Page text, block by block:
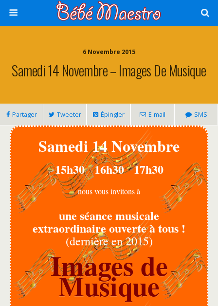
6 Novembre 2015
Samedi 14 Novembre – Images De Musique
Partager Tweeter Épingler E-mail SMS
Samedi 14 Novembre
15h30 16h30 17h30
nous vous invitons à
une séance musicale
extraordinaire ouverte à tous !
(dernière en 2015)
Images de
Musique